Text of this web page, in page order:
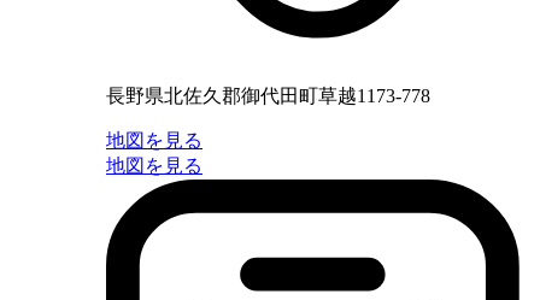
長野県北佐久郡御代田町草越1173-778
地図を見る
地図を見る